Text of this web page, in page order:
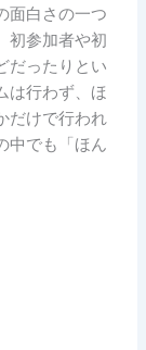
面白さの一つ
初参加者や初
だったりとい
は行わず、ほ
だけで行われ
中でも「ほん